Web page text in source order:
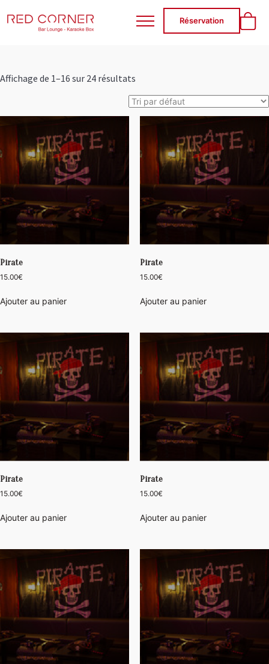
RED CORNER
Réservation
Affichage de 1–16 sur 24 résultats
Pirate
15.00€
Ajouter au panier
Pirate
15.00€
Ajouter au panier
Pirate
15.00€
Ajouter au panier
Pirate
15.00€
Ajouter au panier